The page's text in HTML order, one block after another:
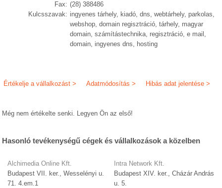
Fax: (28) 388486
Kulcsszavak: ingyenes tárhely, kiadó, dns, webtárhely, parkolas,
webshop, domain regisztráció, tárhely, magyar
domain, számítástechnika, regisztráció, e mail,
domain, ingyenes dns, hosting
Hibás adat jelentése >
Adatmódosítás >
Értékelje a vállalkozást >
Még nem értékelte senki. Legyen Ön az első!
Hasonló tevékenységű cégek és vállalkozások a közelben
Alchimedia Online Kft.
Budapest VII. ker., Wesselényi u.
71. 4.em.1
Intra Network Kft.
Budapest XIV. ker., Cházár András
u. 5.